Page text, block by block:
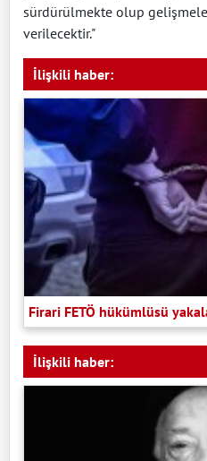
sürdürülmekte olup
verilecektir."
İlişkili haber:
Firari FETÖ hükümlüsü
İlişkili haber: